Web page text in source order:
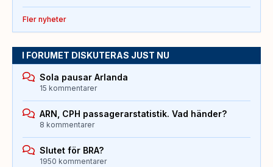
Fler nyheter
I FORUMET DISKUTERAS JUST NU
Sola pausar Arlanda
15 kommentarer
ARN, CPH passagerarstatistik. Vad händer?
8 kommentarer
Slutet för BRA?
1950 kommentarer